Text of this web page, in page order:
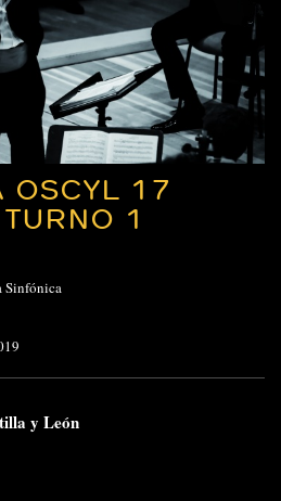
OSCYL 17
1
Sinfónica
y León